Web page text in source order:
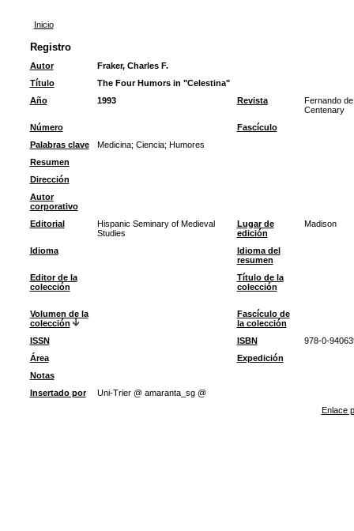
Inicio
Registro
Autor
Fraker, Charles F.
Título
The Four Humors in "Celestina"
Año
1993 Revista
Fernando
Centenary
Número
Fascículo
Palabras clave
Medicina; Ciencia; Humores
Resumen
Dirección
Autor
corporativo
Editorial
Hispanic Seminary of Medieval
Studies
Lugar de
edición
Madison
Idioma
Idioma del
resumen
Editor de la
colección
Título de la
colección
Volumen de la
colección
Fascículo de
la colección
ISSN
ISBN
978-0-
Área
Expedición
Notas
Insertado por
Uni-Trier @ amaranta_sg @
Enlace